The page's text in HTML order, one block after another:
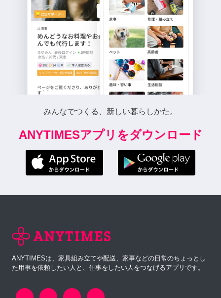
みんなでつくる、新しい暮らしかた。
ANYTIMESアプリをダウンロード
ANYTIMESは、家具組み立てや配送、家事などの日常のちょっとし
た用事を依頼したい人と、仕事をしたい人をつなげるアプリです。